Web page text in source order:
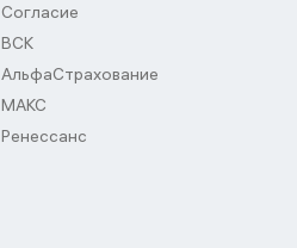
Согласие
ВСК
АльфаСтрахование
МАКС
Ренессанс